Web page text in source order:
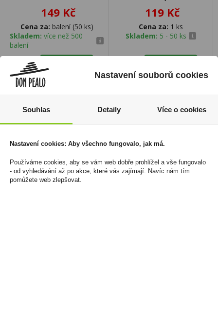
149 Kč
Cena za: balení (50 ks)
Skladem: více než 500
balení
119 Kč
Cena za: 1 ks
Skladem: 5 - 50 ks
Nastavení souborů cookies
Souhlas Detaily Více o cookies
Nastavení cookies: Aby všechno fungovalo, jak má.
Používáme cookies, aby se vám web dobře prohlížel a vše fungovalo
- od vyhledávání až po akce, které vás zajímají. Navíc nám tím
pomůžete web zlepšovat.